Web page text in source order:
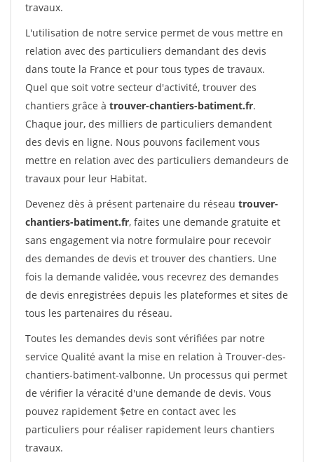
travaux.
L'utilisation de notre service permet de vous mettre en
relation avec des particuliers demandant des devis
dans toute la France et pour tous types de travaux.
Quel que soit votre secteur d'activité, trouver des
chantiers grâce à trouver-chantiers-batiment.fr.
Chaque jour, des milliers de particuliers demandent
des devis en ligne. Nous pouvons facilement vous
mettre en relation avec des particuliers demandeurs de
travaux pour leur Habitat.
Devenez dès à présent partenaire du réseau trouver-
chantiers-batiment.fr, faites une demande gratuite et
sans engagement via notre formulaire pour recevoir
des demandes de devis et trouver des chantiers. Une
fois la demande validée, vous recevrez des demandes
de devis enregistrées depuis les plateformes et sites de
tous les partenaires du réseau.
Toutes les demandes devis sont vérifiées par notre
service Qualité avant la mise en relation à Trouver-des-
chantiers-batiment-valbonne. Un processus qui permet
de vérifier la véracité d'une demande de devis. Vous
pouvez rapidement $etre en contact avec les
particuliers pour réaliser rapidement leurs chantiers
travaux.